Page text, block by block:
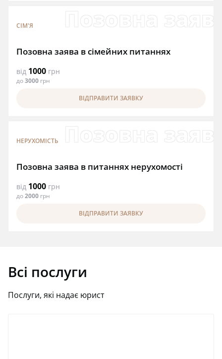
СІМ'Я
Позовна заява в сімейних питаннях
від 1000 грн
до3000 грн
ВІДПРАВИТИ ЗАЯВКУ
НЕРУХОМІСТЬ
Позовна заява в питаннях нерухомості
від 1000 грн
до2000 грн
ВІДПРАВИТИ ЗАЯВКУ
Всі послуги
Послуги, які надає юрист